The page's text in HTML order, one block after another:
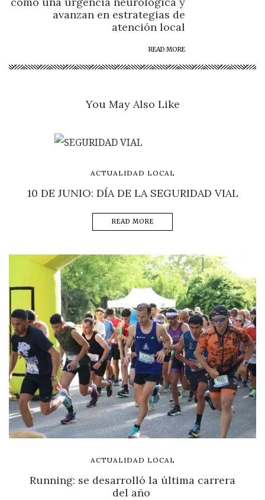
avanzan en estrategias de
atención local
READ MORE
You May Also Like
ACTUALIDAD LOCAL
10 DE JUNIO: DÍA DE LA SEGURIDAD VIAL
READ MORE
ACTUALIDAD LOCAL
Running: se desarrolló la última carrera
del año